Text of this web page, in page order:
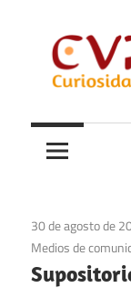
contenido
y
anécdotas
historia
30 de agosto de
Medios de